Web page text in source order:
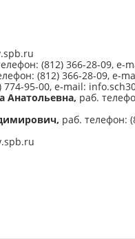
(812) 366-28-09, e-
(812) 366-28-09, e-
774-95-00, e-mail:
Анатольевна, раб.
, раб. телефон: